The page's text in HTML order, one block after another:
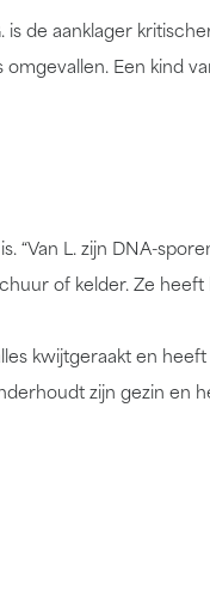
de aanklager
Een kind
“Van L. zijn DNA-
of kelder. Ze
kwijtgeraakt en
zijn gezin en